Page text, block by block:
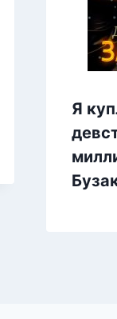
Я